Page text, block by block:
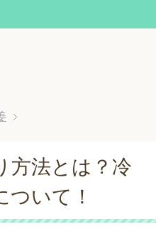
方法とは？冷
ついて！